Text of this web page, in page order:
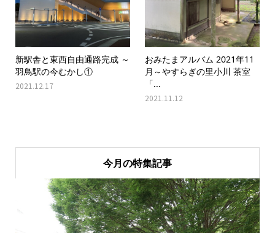
新駅舎と東西自由通路完成 ～
羽鳥駅の今むかし①
2021.12.17
おみたまアルバム 2021年11
月～やすらぎの里小川 茶室
「...
2021.11.12
今月の特集記事